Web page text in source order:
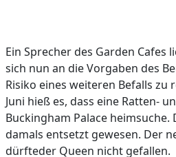
Ein Sprecher des Garden Cafes
sich nun an die Vorgaben des
Risiko eines weiteren Befalls zu
Juni hieß es, dass eine Ratten-
Buckingham Palace heimsuche.
damals entsetzt gewesen. Der
dürfteder Queen nicht gefallen.